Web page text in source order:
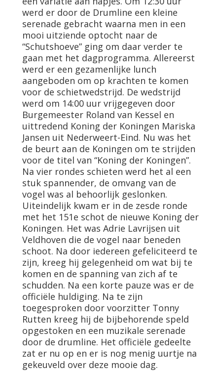
werd er door de Drumline een kleine
serenade gebracht waarna men in een
mooi uitziende optocht naar de
“Schutshoeve” ging om daar verder te
gaan met het dagprogramma. Allereerst
werd er een gezamenlijke lunch
aangeboden om op krachten te komen
voor de schietwedstrijd. De wedstrijd
werd om 14:00 uur vrijgegeven door
Burgemeester Roland van Kessel en
uittredend Koning der Koningen Mariska
Jansen uit Nederweert-Eind. Nu was het
de beurt aan de Koningen om te strijden
voor de titel van “Koning der Koningen”.
Na vier rondes schieten werd het al een
stuk spannender, de omvang van de
vogel was al behoorlijk geslonken.
Uiteindelijk kwam er in de zesde ronde
met het 151e schot de nieuwe Koning der
Koningen. Het was Adrie Lavrijsen uit
Veldhoven die de vogel naar beneden
schoot. Na door iedereen gefeliciteerd te
zijn, kreeg hij gelegenheid om wat bij te
komen en de spanning van zich af te
schudden. Na een korte pauze was er de
officiële huldiging. Na te zijn
toegesproken door voorzitter Tonny
Rutten kreeg hij de bijbehorende speld
opgestoken en een muzikale serenade
door de drumline. Het officiële gedeelte
zat er nu op en er is nog menig uurtje na
gekeuveld over deze mooie dag.